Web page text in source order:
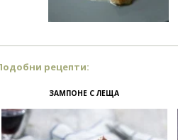
рецепти:
ЗАМПОНЕ С ЛЕЩА